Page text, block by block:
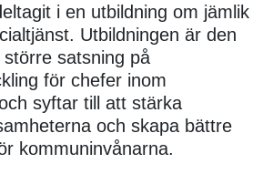
i en utbildning om jämlik
Utbildningen är den
satsning på
för chefer inom
syftar till att stärka
och skapa bättre
kommuninvånarna.